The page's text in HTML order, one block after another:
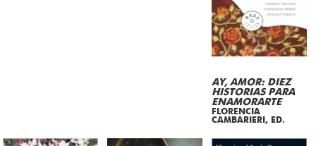
AY, AMOR: DIEZ
HISTORIAS PARA
ENAMORARTE
FLORENCIA
CAMBARIERI, ED.